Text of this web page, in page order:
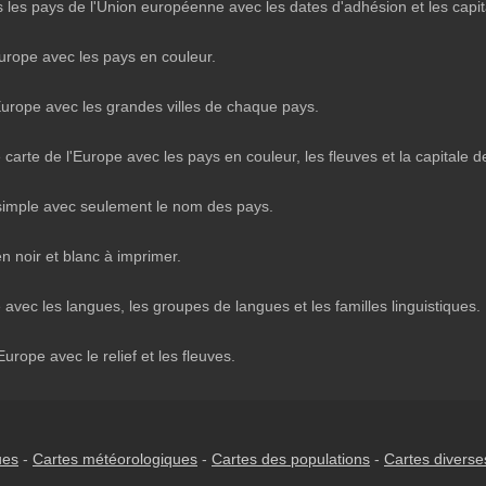
pays de l'Union européenne avec les dates d'adhésion et les
avec les pays en couleur.
avec les grandes villes de chaque pays.
de l'Europe avec les pays en couleur, les fleuves et la capitale
avec seulement le nom des pays.
noir et blanc à imprimer.
les langues, les groupes de langues et les familles linguistiques.
avec le relief et les fleuves.
- Cartes météorologiques - Cartes des populations - Cartes